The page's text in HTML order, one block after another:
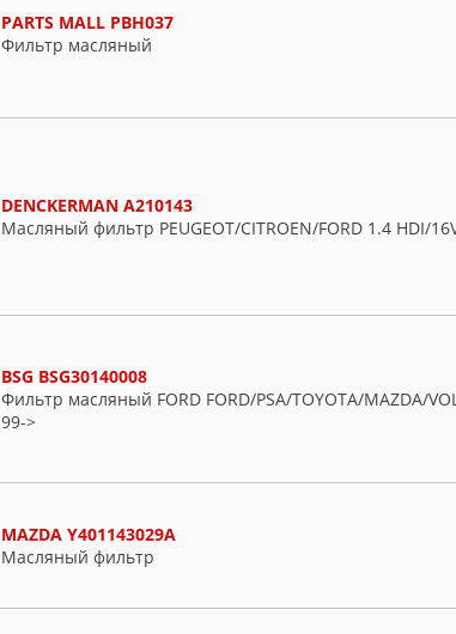
PARTS MALL PBH037
Фильтр масляный
DENCKERMAN A210143
Масляный фильтр PEUGEOT/CITROEN/FORD 1.4 HDI/
BSG BSG30140008
Фильтр масляный FORD FORD/PSA/TOYOTA/MAZDA/
99->
MAZDA Y401143029A
Масляный фильтр